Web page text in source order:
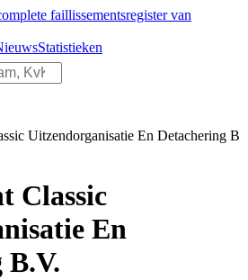
faillissementsregister van
Statistieken
Uitzendorganisatie En Detachering B
Classic
En
B.V.